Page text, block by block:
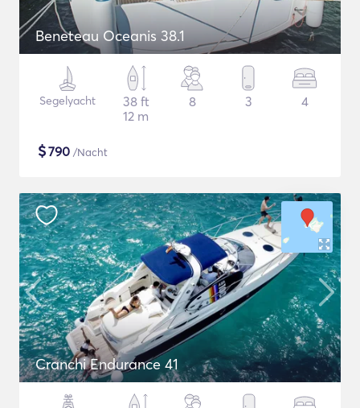
Beneteau Oceanis 38.1
Segelyacht
38 ft
12 m
8 3 4
$790 /Nacht
Cranchi Endurance 41